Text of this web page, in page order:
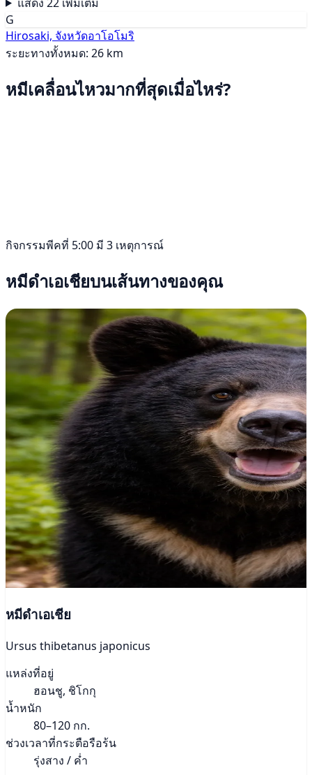
G
Hirosaki, จังหวัดอาโอโมริ
ระยะทางทั้งหมด: 26 km
หมีเคลื่อนไหวมากที่สุดเมื่อไหร่?
กิจกรรมพีคที่ 5:00 มี 3 เหตุการณ์
หมีดำเอเชียบนเส้นทางของคุณ
หมีดำเอเชีย
Ursus thibetanus japonicus
แหล่งที่อยู่
ฮอนชู, ชิโกกุ
น้ำหนัก
80–120 กก.
ช่วงเวลาที่กระตือรือร้น
รุ่งสาง / ค่ำ